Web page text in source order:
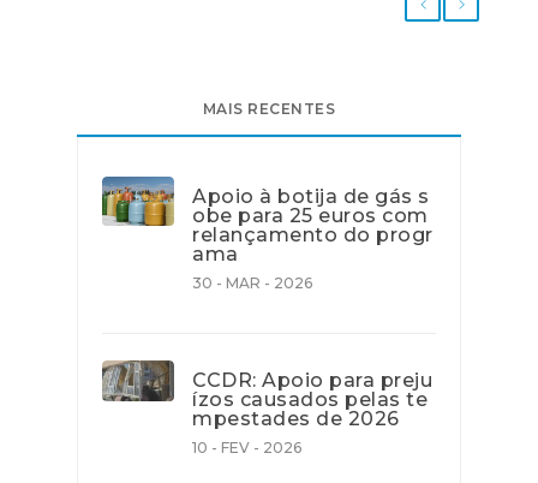
MAIS RECENTES
Apoio à botija de gás s
obe para 25 euros com
relançamento do progr
ama
30 - MAR - 2026
CCDR: Apoio para preju
ízos causados pelas te
mpestades de 2026
10 - FEV - 2026